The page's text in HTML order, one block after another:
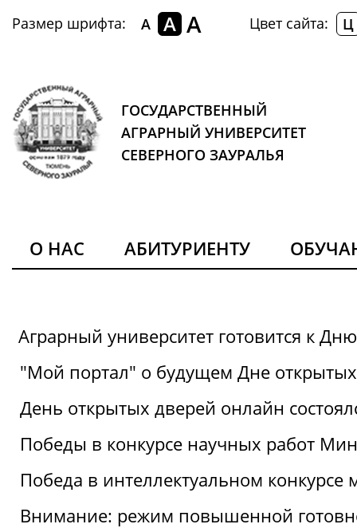
Размер шрифта: A A A Цвет сайта: Ц
ГОСУДАРСТВЕННЫЙ
АГРАРНЫЙ УНИВЕРСИТЕТ
СЕВЕРНОГО ЗАУРАЛЬЯ
О НАС АБИТУРИЕНТУ
Аграрный университет готовится к
"Мой портал" о будущем Дне
День открытых дверей онлайн
Победы в конкурсе научных работ
Победа в интеллектуальном конкурсе
Внимание: режим повышенной